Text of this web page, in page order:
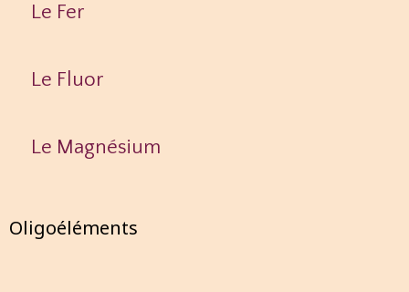
Le Fer
Le Fluor
Le Magnésium
Oligoéléments